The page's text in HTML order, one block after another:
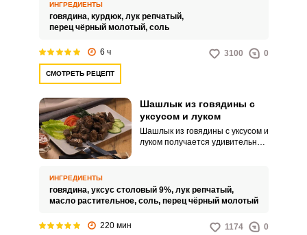
сочным, привлекательным и
интересным по вкусу.
ИНГРЕДИЕНТЫ
говядина, курдюк, лук репчатый,
перец чёрный молотый, соль
6 ч 3100 0
СМОТРЕТЬ РЕЦЕПТ
Шашлык из говядины с
уксусом и луком
Шашлык из говядины с уксусом и
луком получается удивительно
очень вкусным и аппетитным.
ИНГРЕДИЕНТЫ
говядина, уксус столовый 9%, лук репчатый,
масло растительное, соль, перец чёрный молотый
220 мин 1174 0